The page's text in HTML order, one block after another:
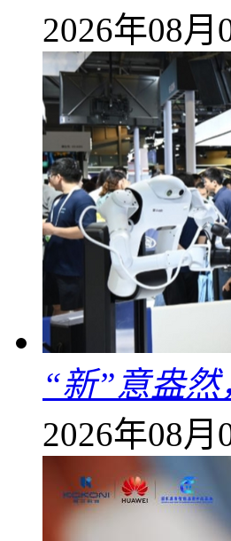
2026年08月
“新”意盎
2026年08月